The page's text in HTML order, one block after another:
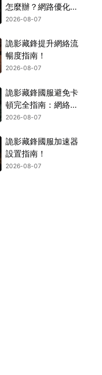
怎麼辦？網路優化這
樣解決！
2026-08-07
詭影藏鋒提升網絡流
暢度指南！
2026-08-07
詭影藏鋒國服避免卡
頓完全指南：網絡優
化與解決技巧！
2026-08-07
詭影藏鋒國服加速器
設置指南！
2026-08-07